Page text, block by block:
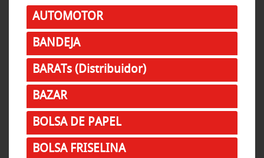
AUTOMOTOR
BANDEJA
BARATs (Distribuidor)
BAZAR
BOLSA DE PAPEL
BOLSA FRISELINA